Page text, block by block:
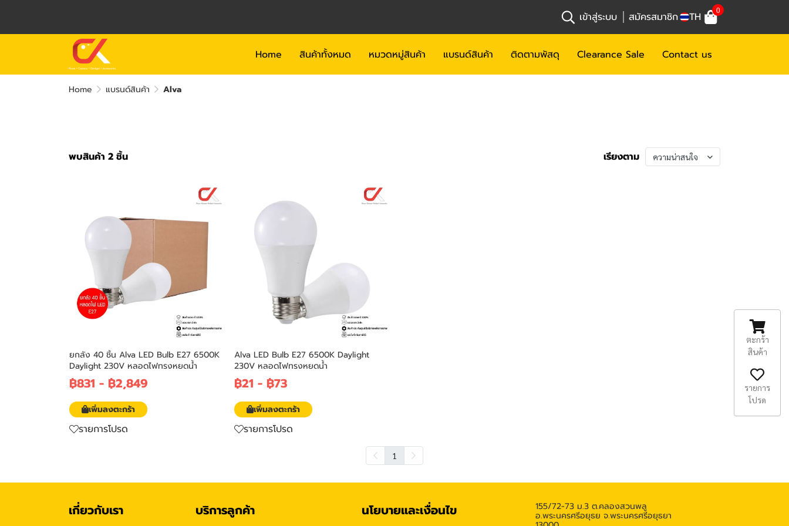
เข้าสู่ระบบ สมัครสมาชิก TH 0
Home สินค้าทั้งหมด หมวดหมู่สินค้า แบรนด์สินค้า ติดตามพัสดุ Clearance Sale Contact us
Home แบรนด์สินค้า Alva
พบสินค้า 2 ชิ้น เรียงตาม ความน่าสนใจ
ยกลัง 40 ชิ้น Alva LED Bulb E27 6500K
Daylight 230V หลอดไฟทรงหยดน้ำ
฿831 - ฿2,849
เพิ่มลงตะกร้า
รายการโปรด
Alva LED Bulb E27 6500K Daylight
230V หลอดไฟทรงหยดน้ำ
฿21 - ฿73
เพิ่มลงตะกร้า
รายการโปรด
1
เกี่ยวกับเรา บริการลูกค้า นโยบายและเงื่อนไข 155/72-73 ม.3 ต.คลองสวนพลู
อ.พระนครศรีอยุธย จ.พระนครศรีอยุธยา
ตะกร้า
สินค้า
รายการ
โปรด